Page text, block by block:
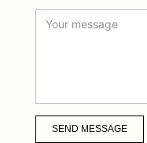
SEND MESSAGE